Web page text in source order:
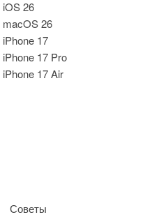
iOS 26
macOS 26
iPhone 17
iPhone 17 Pro
iPhone 17 Air
Советы